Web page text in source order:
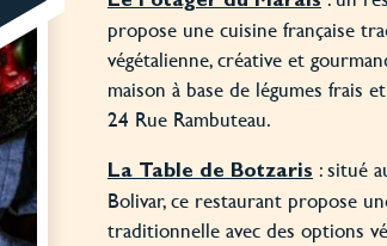
propose une cuisine française
végétalienne, créative et
maison à base de légumes frais
24 Rue Rambuteau.
La Table de Botzaris : situé
Bolivar, ce restaurant propose
traditionnelle avec des options